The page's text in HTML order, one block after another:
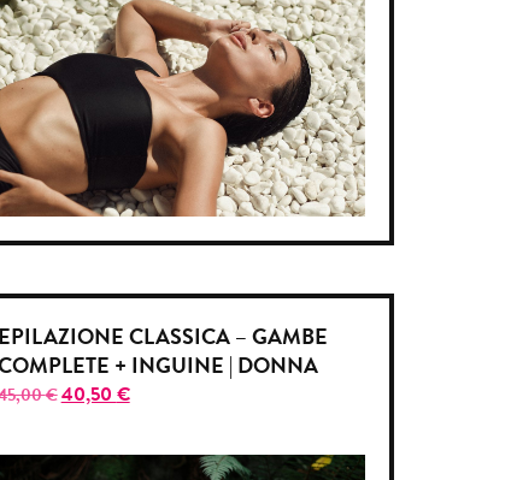
EPILAZIONE CLASSICA – GAMBE
+ INGUINE | DONNA
€40,50€